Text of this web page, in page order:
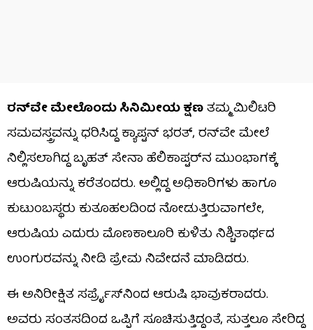
ರನ್‌ವೇ ಮೇಲೊಂದು ಸಿನಿಮೀಯ ಕ್ಷಣತಮ್ಮ ಮಿಲಿಟರಿ
ಸಮವಸ್ತ್ರವನ್ನು ಧರಿಸಿದ್ದ ಕ್ಯಾಪ್ಟನ್ ಭರತ್, ರನ್‌ವೇ ಮೇಲೆ
ನಿಲ್ಲಿಸಲಾಗಿದ್ದ ಬೃಹತ್ ಸೇನಾ ಹೆಲಿಕಾಪ್ಟರ್‌ನ ಮುಂಭಾಗಕ್ಕೆ
ಆರುಷಿಯನ್ನು ಕರೆತಂದರು. ಅಲ್ಲಿದ್ದ ಅಧಿಕಾರಿಗಳು ಹಾಗೂ
ಕುಟುಂಬಸ್ಥರು ಕುತೂಹಲದಿಂದ ನೋಡುತ್ತಿರುವಾಗಲೇ,
ಆರುಷಿಯ ಎದುರು ಮೊಣಕಾಲೂರಿ ಕುಳಿತು ನಿಶ್ಚಿತಾರ್ಥದ
ಉಂಗುರವನ್ನು ನೀಡಿ ಪ್ರೇಮ ನಿವೇದನೆ ಮಾಡಿದರು.
ಈ ಅನಿರೀಕ್ಷಿತ ಸರ್ಪ್ರೈಸ್‌ನಿಂದ ಆರುಷಿ ಭಾವುಕರಾದರು.
ಅವರು ಸಂತಸದಿಂದ ಒಪ್ಪಿಗೆ ಸೂಚಿಸುತ್ತಿದ್ದಂತೆ, ಸುತ್ತಲೂ ಸೇರಿದ್ದ